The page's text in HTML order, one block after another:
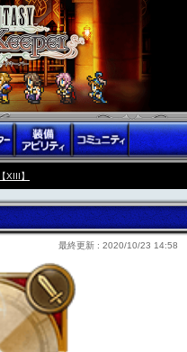
XIII】
最終更新 : 2020/10/23 14:58